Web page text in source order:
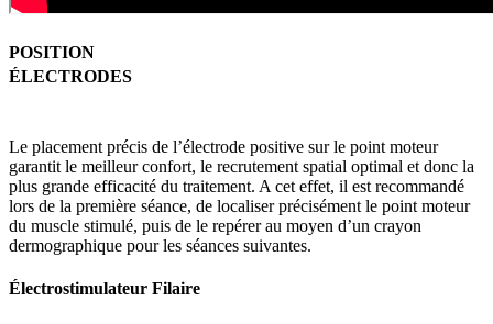
POSITION
ÉLECTRODES
Le placement précis de l’électrode positive sur le point moteur
garantit le meilleur confort, le recrutement spatial optimal et donc la
plus grande efficacité du traitement. A cet effet, il est recommandé
lors de la première séance, de localiser précisément le point moteur
du muscle stimulé, puis de le repérer au moyen d’un crayon
dermographique pour les séances suivantes.
Électrostimulateur Filaire